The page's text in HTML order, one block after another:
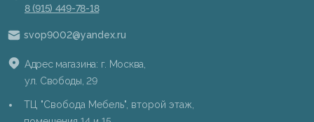
8 (915) 449-78-18
svop9002@yandex.ru
Адрес магазина: г. Москва,
ул. Свободы, 29
ТЦ "Свобода Мебель", второй этаж,